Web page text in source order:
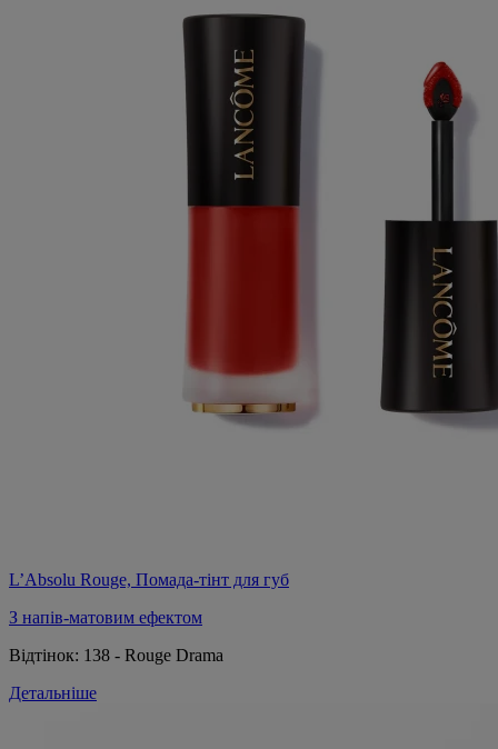
L’Absolu Rouge, Помада-тінт для губ
З напів-матовим ефектом
Відтінок: 138 - Rouge Drama
Детальніше